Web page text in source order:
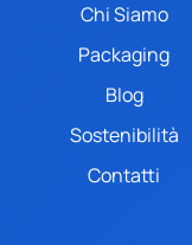
Chi Siamo
Packaging
Blog
Sostenibilità
Contatti